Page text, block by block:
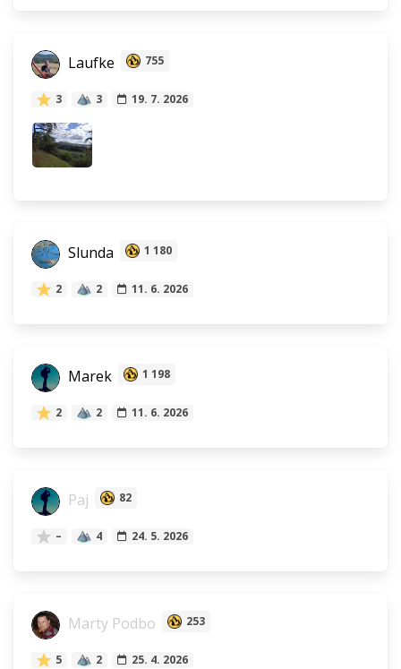
Laufke 755
3 3 19. 7. 2026
Slunda 1 180
2 2 11. 6. 2026
Marek 1 198
2 2 11. 6. 2026
Paj 82
– 4 24. 5. 2026
Marty Podbo 253
5 2 25. 4. 2026